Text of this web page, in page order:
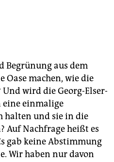
Begrünung aus dem
Oase machen, wie die
wird die Georg-Elser-
einmalige
halten und sie in die
Auf Nachfrage heißt es
gab keine Abstimmung
Wir haben nur davon